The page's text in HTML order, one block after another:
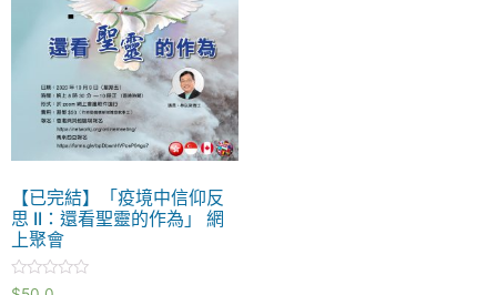
【已完結】「疫境中信仰反
思 II：還看聖靈的作為」 網
上聚會
Rated